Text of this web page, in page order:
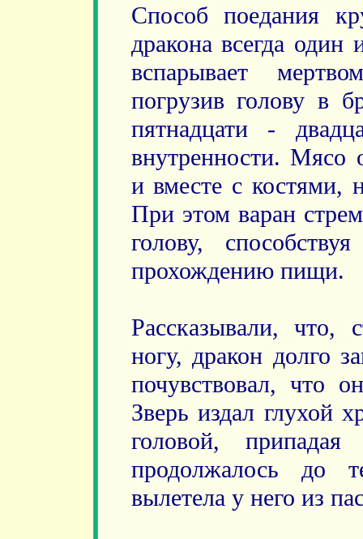
Способ поедания
дракона всегда
вспарывает
погрузив голову в
пятнадцати -
внутренности. Мясо
и вместе с костями,
При этом варан
голову,
прохождению пищи.
Рассказывали, что,
ногу, дракон долго
почувствовал, что
Зверь издал глухой
головой,
продолжалось до
вылетела у него из